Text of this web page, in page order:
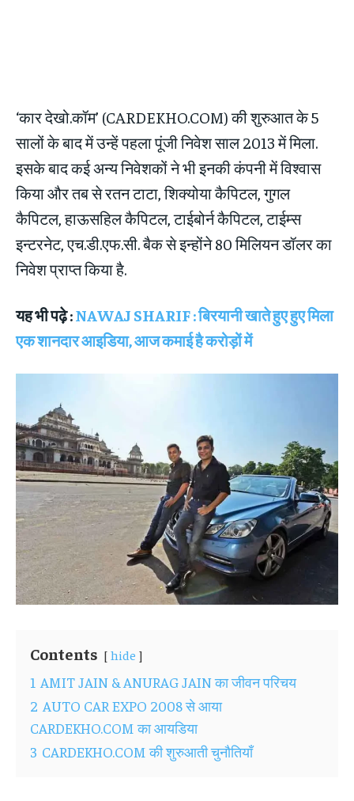
‘कार देखो.कॉम’ (CARDEKHO.COM) की शुरुआत के 5
सालों के बाद में उन्हें पहला पूंजी निवेश साल 2013 में मिला.
इसके बाद कई अन्य निवेशकों ने भी इनकी कंपनी में विश्वास
किया और तब से रतन टाटा, शिक्योया कैपिटल, गुगल
कैपिटल, हाऊसहिल कैपिटल, टाईबोर्न कैपिटल, टाईम्स
इन्टरनेट, एच.डी.एफ.सी. बैक से इन्होंने 80 मिलियन डॉलर का
निवेश प्राप्त किया है.
यह भी पढ़े :NAWAJ SHARIF : बिरयानी खाते हुए हुए मिला
एक शानदार आइडिया, आज कमाई है करोड़ों में
Contents hide
1 AMIT JAIN & ANURAG JAIN का जीवन परिचय
2 AUTO CAR EXPO 2008 से आया
CARDEKHO.COM का आयडिया
3 CARDEKHO.COM की शुरुआती चुनौतियाँ